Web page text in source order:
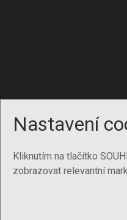
Nastavení
Kliknutím na tlačítko
zobrazovat relevantní